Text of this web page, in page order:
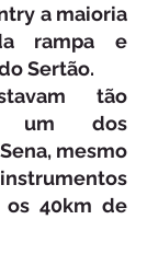
a maioria
rampa e
Sertão.
tão
um dos
mesmo
os 40km de